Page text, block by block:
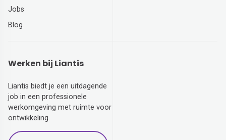
Jobs
Blog
Werken bij Liantis
Liantis biedt je een uitdagende
job in een professionele
werkomgeving met ruimte voor
ontwikkeling.